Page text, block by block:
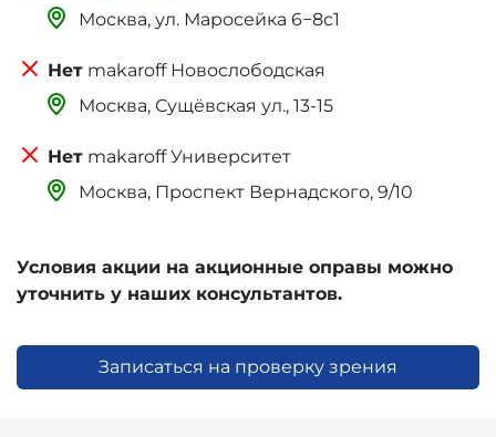
Москва, ‌‌‌‌ул. Маросейка 6−8с1
makaroff Новослободская
Москва, Сущёвская ул., 13-15
makaroff Университет
Москва, Проспект Вернадского, 9/10
Условия акции на акционные оправы можно
уточнить у наших консультантов.
Записаться на проверку зрения